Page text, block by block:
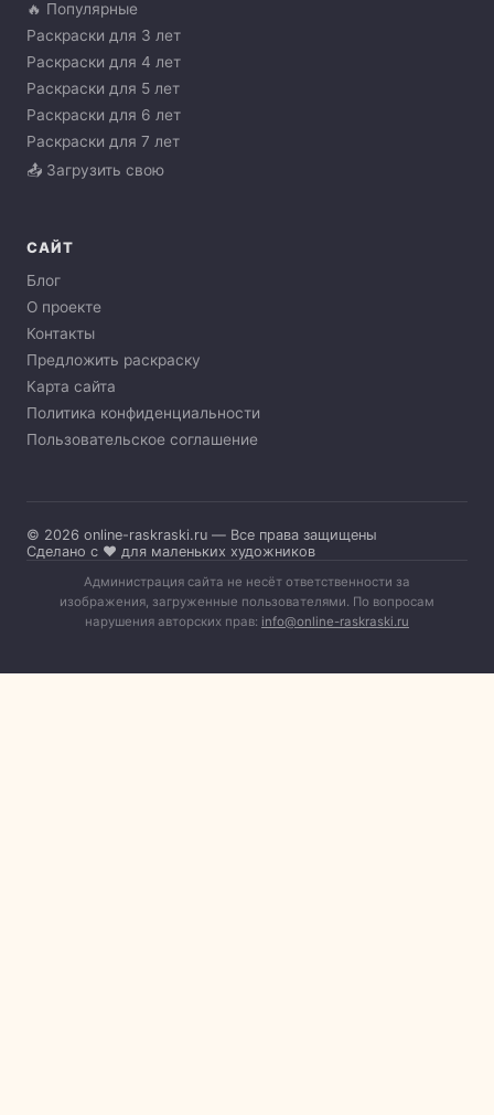
🔥 Популярные
Раскраски для 3 лет
Раскраски для 4 лет
Раскраски для 5 лет
Раскраски для 6 лет
Раскраски для 7 лет
📤 Загрузить свою
САЙТ
Блог
О проекте
Контакты
Предложить раскраску
Карта сайта
Политика конфиденциальности
Пользовательское соглашение
© 2026 online-raskraski.ru — Все права защищены
Сделано с ❤️ для маленьких художников
Администрация сайта не несёт ответственности за
изображения, загруженные пользователями. По вопросам
нарушения авторских прав: info@online-raskraski.ru